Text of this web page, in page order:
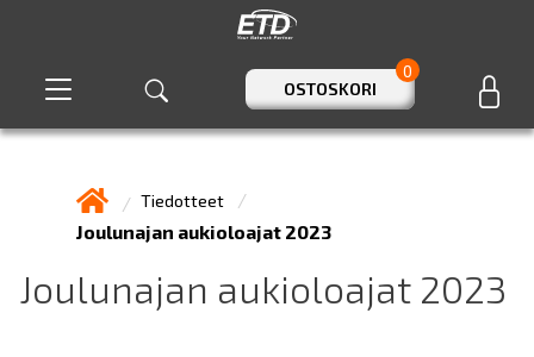
OSTOSKORI
0
Tiedotteet
Joulunajan aukioloajat 2023
Joulunajan aukioloajat 2023